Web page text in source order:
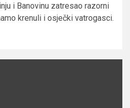
i Banovinu zatresao razorni
krenuli i osječki vatrogasci.